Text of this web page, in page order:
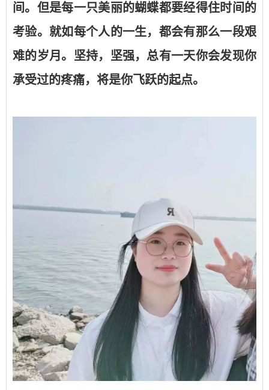
间。但是每一只美丽的蝴蝶都要经得住时间的
考验。就如每个人的一生，都会有那么一段艰
难的岁月。坚持，坚强，总有一天你会发现你
承受过的疼痛，将是你飞跃的起点。